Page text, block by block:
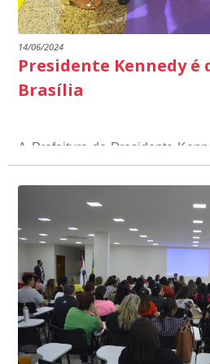
14/06/2024
Presidente Kennedy é
Brasília
A Prefeitura de Presidente
nacional do 12º Prêmio
Empreendedora, que visou
dos gestores públicos
desenvolvimento
partir de iniciativas que
a competitividade dos
modernização da gestão
aconteceu nesta terça-feira (11)
O município, conquistou o